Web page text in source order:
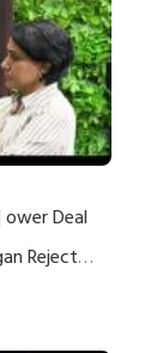
Deal
Rejects